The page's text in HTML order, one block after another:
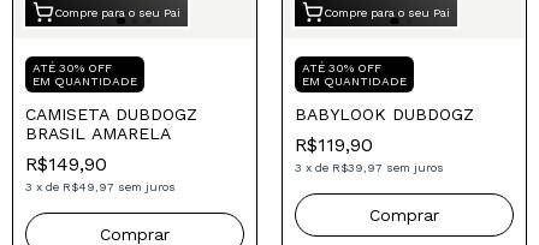
Compre para o seu Pai
ATÉ 30% OFF
EM QUANTIDADE
CAMISETA DUBDOGZ
BRASIL AMARELA
R$149,90
3 x de R$49,97 sem juros
Comprar
Compre para o seu Pai
ATÉ 30% OFF
EM QUANTIDADE
BABYLOOK DUBDOGZ
R$119,90
3 x de R$39,97 sem juros
Comprar